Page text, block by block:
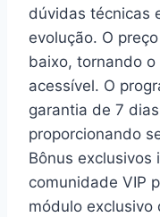
dúvidas técnicas
evolução. O
baixo, tornando
acessível. O
garantia de 7
proporcionando
Bônus exclusivos
comunidade VIP
módulo exclusivo